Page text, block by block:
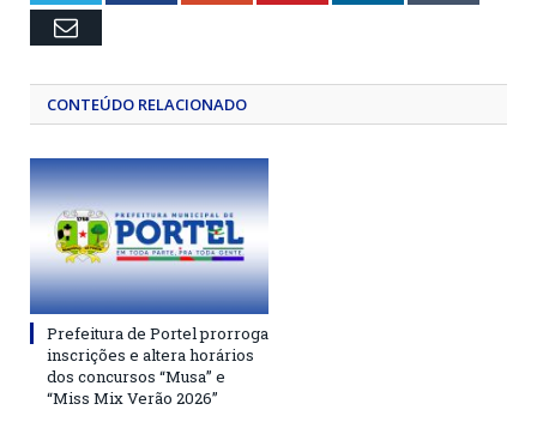
Email
CONTEÚDO RELACIONADO
Prefeitura de Portel prorroga
inscrições e altera horários
dos concursos “Musa” e
“Miss Mix Verão 2026”